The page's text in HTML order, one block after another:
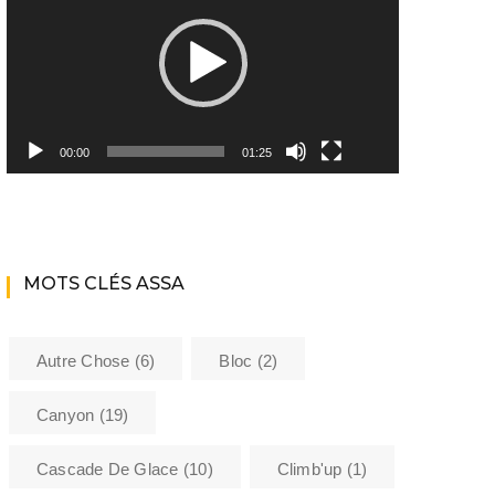
Les encadrants du club
Sécurité
00:00 01:25
MOTS CLÉS ASSA
Autre Chose (6) Bloc (2)
Canyon (19)
Cascade De Glace (10) Climb'up (1)